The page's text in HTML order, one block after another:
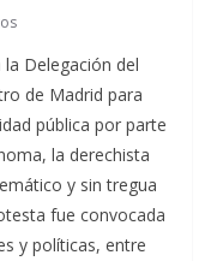
Delegación del
de Madrid para
pública por parte
la derechista
y sin tregua
fue convocada
y políticas, entre